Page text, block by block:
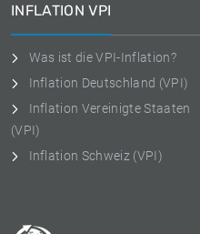
INFLATION VPI
Was ist die VPI-Inflation?
Inflation Deutschland (VPI)
Inflation Vereinigte Staaten
(VPI)
Inflation Schweiz (VPI)